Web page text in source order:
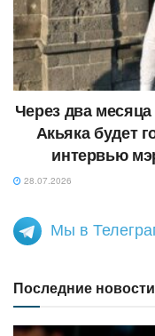
Через два
Акьяка будет
интервью
28.07.2026
Мы в
Последние новости